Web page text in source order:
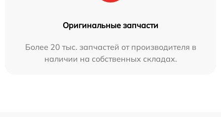
Оригинальные запчасти
Более 20 тыс. запчастей от производителя в
наличии на собственных складах.